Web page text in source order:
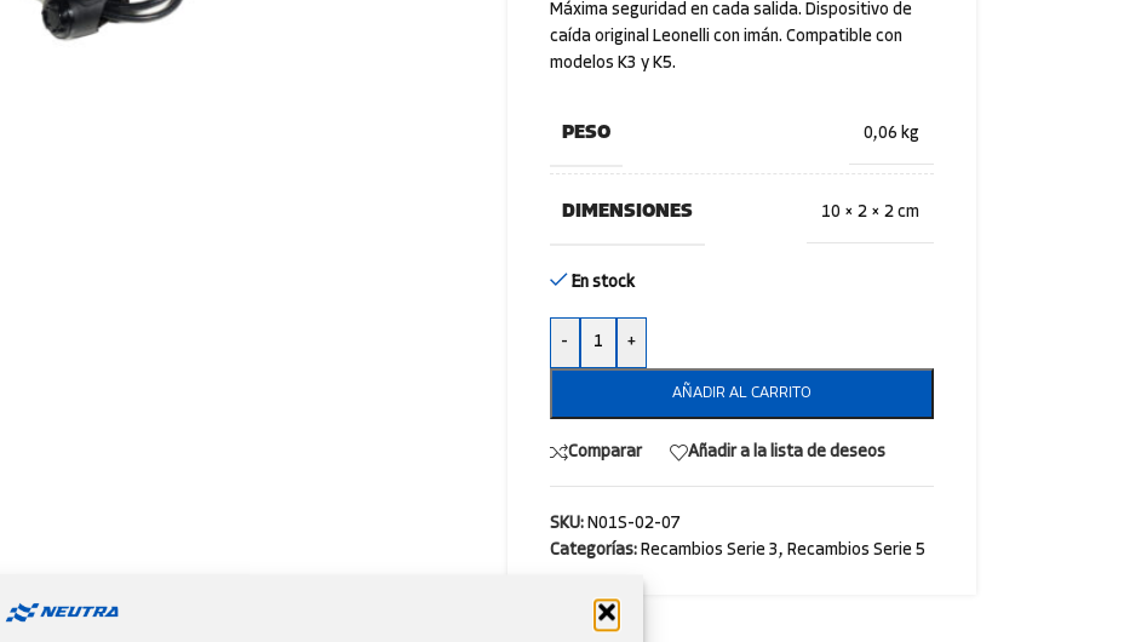
Máxima seguridad en cada salida. Dispositivo de
caída original Leonelli con imán. Compatible con
modelos K3 y K5.
PESO 0,06 kg
DIMENSIONES 10 × 2 × 2 cm
En stock
- +
AÑADIR AL CARRITO
Comparar Añadir a la lista de deseos
SKU: N01S-02-07
Categorías: Recambios Serie 3, Recambios Serie 5